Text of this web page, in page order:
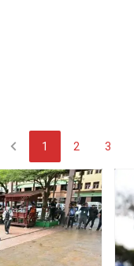
chevron_left 1 2 3